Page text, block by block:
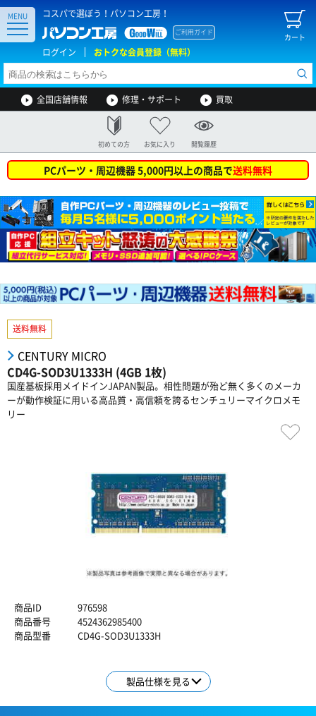
コスパで選ぼう！パソコン工房！
カート
ご利用ガイド
ログイン おトクな会員登録（無料）
MENU
全国店舗情報 修理・サポート 買取
初めての方 お気に入り 閲覧履歴
PCパーツ・周辺機器 5,000円以上の商品で送料無料
送料無料
CENTURY MICRO
CD4G-SOD3U1333H (4GB 1枚)
国産基板採用メイドインJAPAN製品。相性問題が殆ど無く多くのメーカ
ーが動作検証に用いる高品質・高信頼を誇るセンチュリーマイクロメモ
リー
商品ID
976598
商品番号
4524362985400
商品型番
CD4G-SOD3U1333H
製品仕様を見る